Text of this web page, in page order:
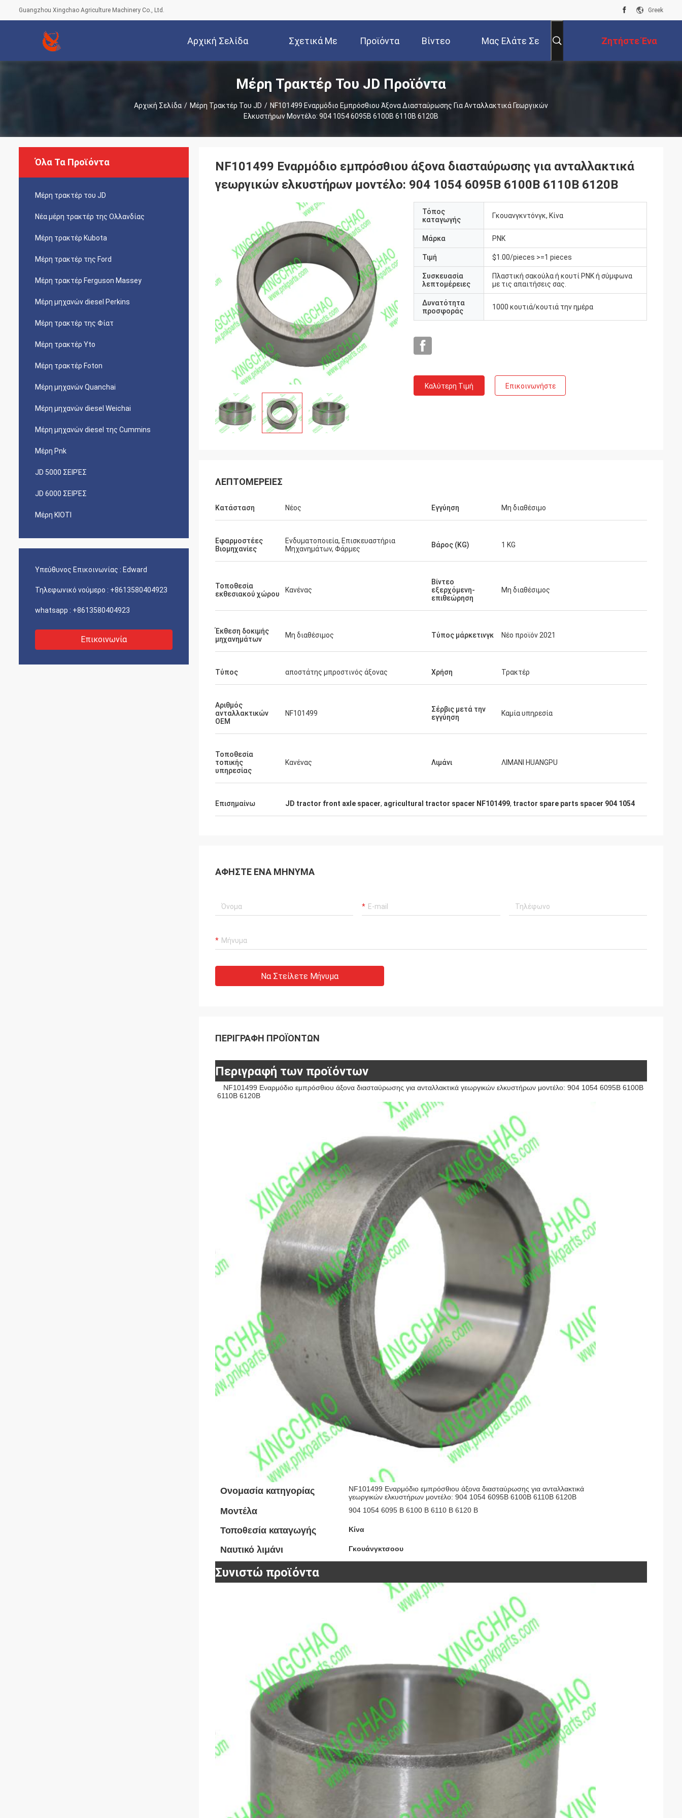
Guangzhou Xingchao Agriculture Machinery Co., Ltd. Greek
Αρχική Σελίδα Σχετικά Με
Εμάς
Προϊόντα Βίντεο Μας Ελάτε Σε Ζητήστε Ένα
Απόσπασμα
Μέρη Τρακτέρ Του JD Προϊόντα
Αρχική Σελίδα / Μέρη Τρακτέρ Του JD / NF101499 Εναρμόδιο Εμπρόσθιου Άξονα Διασταύρωσης Για Ανταλλακτικά Γεωργικών
Ελκυστήρων Μοντέλο: 904 1054 6095B 6100B 6110B 6120B
Όλα Τα Προϊόντα
Μέρη τρακτέρ του JD
Νέα μέρη τρακτέρ της Ολλανδίας
Μέρη τρακτέρ Kubota
Μέρη τρακτέρ της Ford
Μέρη τρακτέρ Ferguson Massey
Μέρη μηχανών diesel Perkins
Μέρη τρακτέρ της Φίατ
Μέρη τρακτέρ Yto
Μέρη τρακτέρ Foton
Μέρη μηχανών Quanchai
Μέρη μηχανών diesel Weichai
Μέρη μηχανών diesel της Cummins
Μέρη Pnk
JD 5000 ΣΕΙΡΈΣ
JD 6000 ΣΕΙΡΈΣ
Μέρη ΚΙΟΤΙ
Υπεύθυνος Επικοινωνίας : Edward
Τηλεφωνικό νούμερο : +8613580404923
whatsapp : +8613580404923
Επικοινωνία
NF101499 Εναρμόδιο εμπρόσθιου άξονα διασταύρωσης για ανταλλακτικά
γεωργικών ελκυστήρων μοντέλο: 904 1054 6095B 6100B 6110B 6120B
Τόπος
καταγωγής
Γκουανγκντόνγκ, Κίνα
Μάρκα PNK
Τιμή $1.00/pieces >=1 pieces
Συσκευασία
λεπτομέρειες
Πλαστική σακούλα ή κουτί PNK ή σύμφωνα
με τις απαιτήσεις σας.
Δυνατότητα
προσφοράς
1000 κουτιά/κουτιά την ημέρα
Καλύτερη Τιμή Επικοινωνήστε
ΛΕΠΤΟΜΈΡΕΙΕΣ
Κατάσταση Νέος Εγγύηση Μη διαθέσιμο
Εφαρμοστέες
Βιομηχανίες
Ενδυματοποιεία, Επισκευαστήρια
Μηχανημάτων, Φάρμες
Βάρος (KG) 1 KG
Τοποθεσία
εκθεσιακού χώρου
Κανένας
Βίντεο
εξερχόμενη-
επιθεώρηση
Μη διαθέσιμος
Έκθεση δοκιμής
μηχανημάτων
Μη διαθέσιμος Τύπος μάρκετινγκ Νέο προϊόν 2021
Τύπος αποστάτης μπροστινός άξονας Χρήση Τρακτέρ
Αριθμός
ανταλλακτικών
OEM
NF101499
Σέρβις μετά την
εγγύηση
Καμία υπηρεσία
Τοποθεσία
τοπικής
υπηρεσίας
Κανένας Λιμάνι ΛΙΜΑΝΙ HUANGPU
Επισημαίνω JD tractor front axle spacer, agricultural tractor spacer NF101499, tractor spare parts spacer 904 1054
ΑΦΉΣΤΕ ΈΝΑ ΜΉΝΥΜΑ
Να Στείλετε Μήνυμα
ΠΕΡΙΓΡΑΦΉ ΠΡΟΪΌΝΤΩΝ
Περιγραφή των προϊόντων
NF101499 Εναρμόδιο εμπρόσθιου άξονα διασταύρωσης για ανταλλακτικά γεωργικών ελκυστήρων μοντέλο: 904 1054 6095B 6100B
6110B 6120B
Ονομασία κατηγορίας
NF101499 Εναρμόδιο εμπρόσθιου άξονα διασταύρωσης για ανταλλακτικά
γεωργικών ελκυστήρων μοντέλο: 904 1054 6095B 6100B 6110B 6120B
Μοντέλα 904 1054 6095 Β 6100 Β 6110 Β 6120 Β
Τοποθεσία καταγωγής Κίνα
Ναυτικό λιμάνι Γκουάνγκτσοου
Συνιστώ προϊόντα